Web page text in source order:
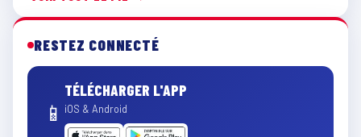
RESTEZ CONNECTÉ
📱
TÉLÉCHARGER L'APP
iOS & Android